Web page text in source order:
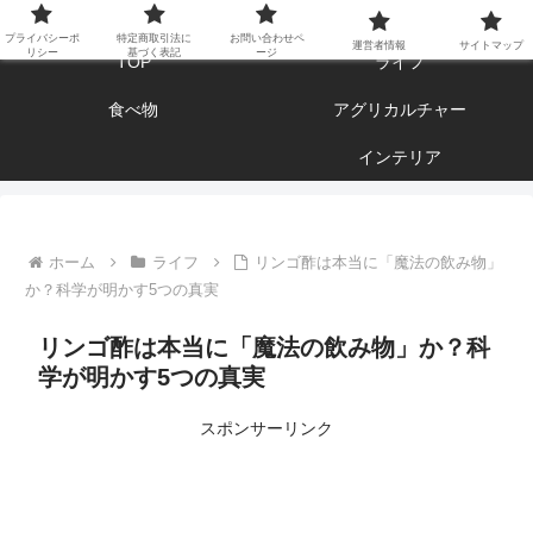
エンジョイ ブログライフ
TOP ライフ
食べ物 アグリカルチャー
インテリア
ホーム ライフ
リンゴ酢は本当に「魔法の飲み物」
か？科学が明かす5つの真実
リンゴ酢は本当に「魔法の飲み物」か？科
学が明かす5つの真実
スポンサーリンク
プライバシーポ
リシー
特定商取引法に
基づく表記
お問い合わせペ
ージ
運営者情報 サイトマップ